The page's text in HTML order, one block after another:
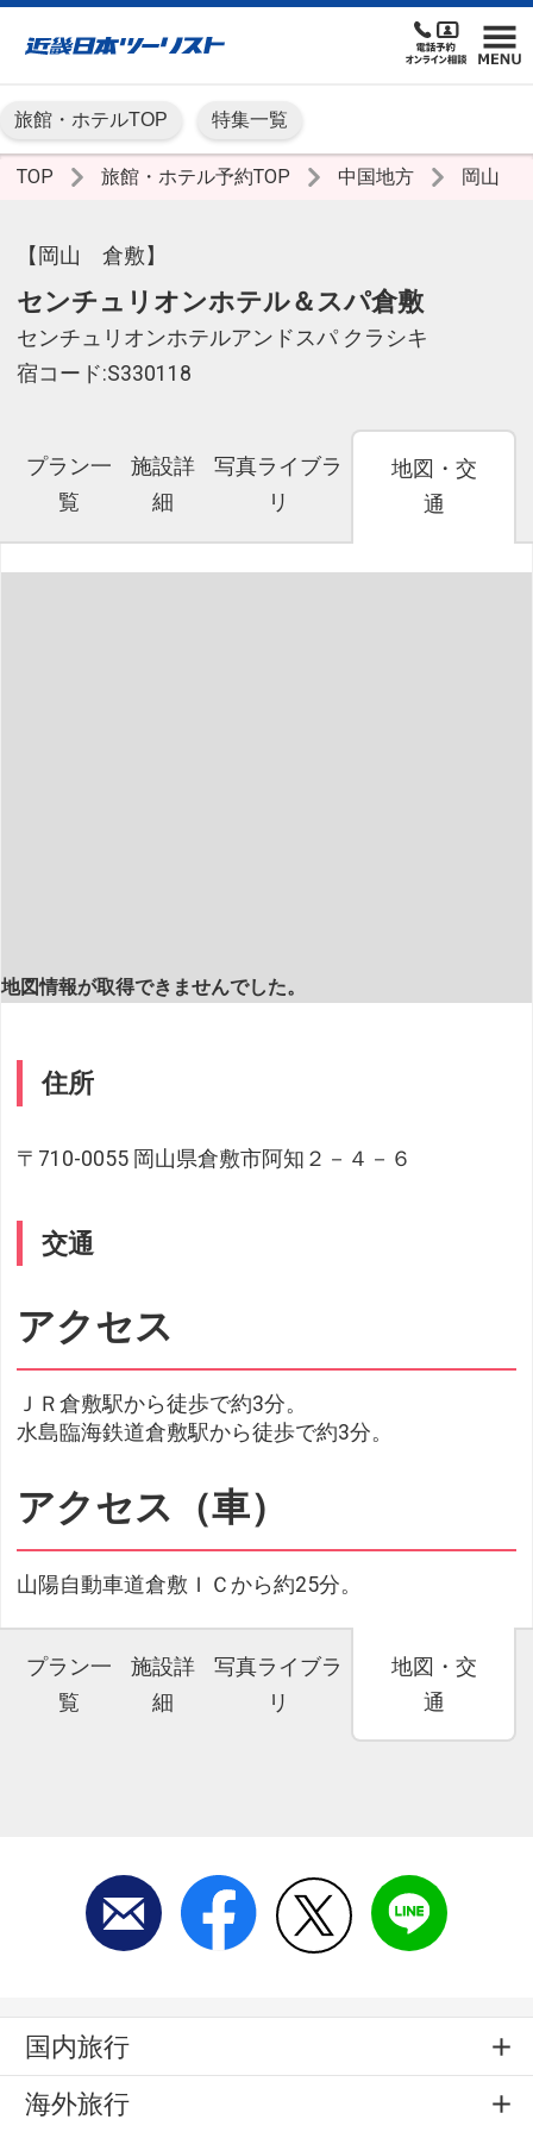
旅館・ホテルTOP 特集一覧
TOP 旅館・ホテル予約TOP 中国地方 岡山
【岡山 倉敷】
センチュリオンホテル＆スパ倉敷
センチュリオンホテルアンドスパ クラシキ
宿コード:S330118
プラン一
覧
施設詳
細
写真ライブラ
リ
地図・交
通
地図情報が取得できませんでした。
住所
〒710-0055 岡山県倉敷市阿知２－４－６
交通
アクセス
ＪＲ倉敷駅から徒歩で約3分。
水島臨海鉄道倉敷駅から徒歩で約3分。
アクセス（車）
山陽自動車道倉敷ＩＣから約25分。
プラン一
覧
施設詳
細
写真ライブラ
リ
地図・交
通
国内旅行
海外旅行